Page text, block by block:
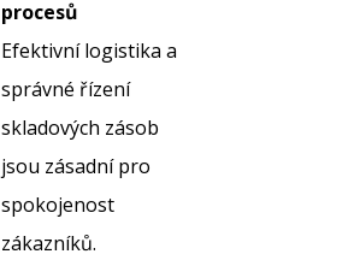
procesů
Efektivní logistika a
správné řízení
skladových zásob
jsou zásadní pro
spokojenost
zákazníků.